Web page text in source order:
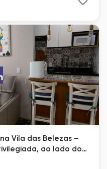
Vila das Belezas –